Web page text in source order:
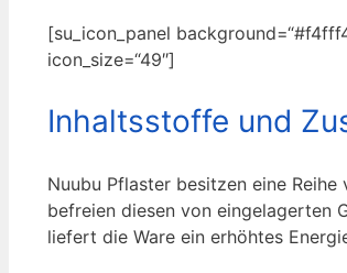
[su_icon_panel
icon_size=“49″]
Inhaltsstoffe und
Nuubu Pflaster besitzen eine
befreien diesen von eingelagerten
liefert die Ware ein erhöhtes